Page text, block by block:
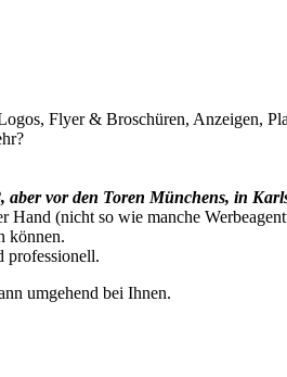
Flyer & Broschüren, Anzeigen,
vor den Toren Münchens, in
Hand (nicht so wie manche
können.
professionell.
umgehend bei Ihnen.